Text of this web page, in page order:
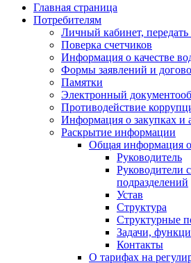
Главная страница
Потребителям
Личный кабинет, передать
Поверка счетчиков
Информация о качестве
Формы заявлений и
Памятки
Электронный
Противодействие
Информация о закупках и
Раскрытие информации
Общая информация
Руководитель
Руководители
подразделений
Устав
Структура
Структурные
Задачи,
Контакты
О тарифах на